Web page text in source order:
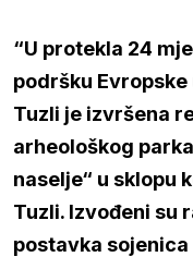
“U protekla 24
podršku
Tuzli je izvršena
arheološkog
naselje“ u sklopu
Tuzli. Izvođeni su
postavka